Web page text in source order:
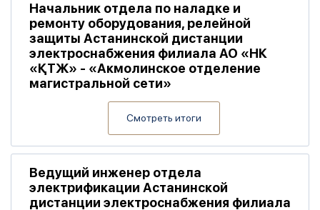
Начальник отдела по наладке и
ремонту оборудования, релейной
защиты Астанинской дистанции
электроснабжения филиала АО «НК
«ҚТЖ» - «Акмолинское отделение
магистральной сети»
Смотреть итоги
Ведущий инженер отдела
электрификации Астанинской
дистанции электроснабжения филиала